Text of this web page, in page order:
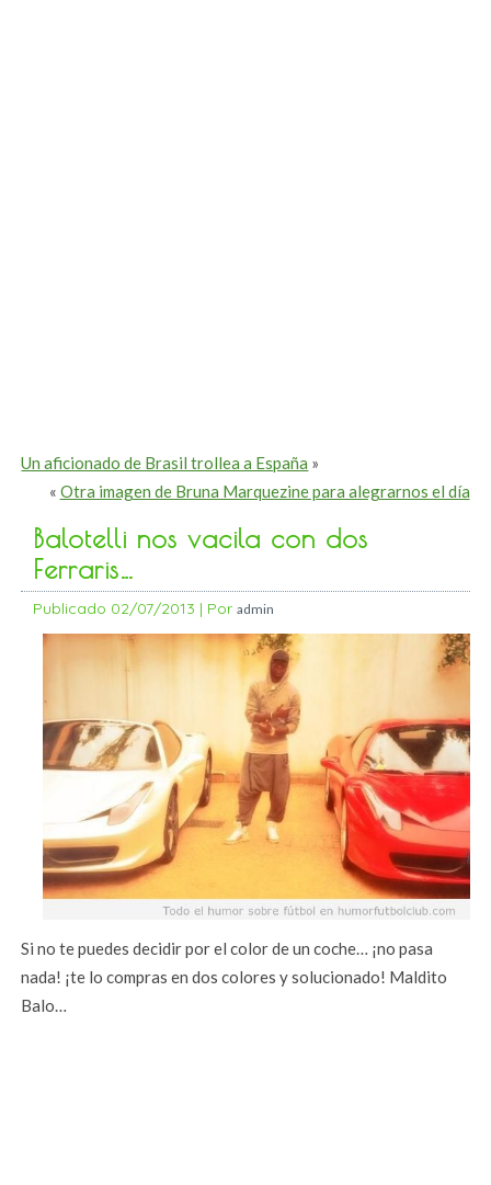
Un aficionado de Brasil trollea a España »
« Otra imagen de Bruna Marquezine para alegrarnos el día
Balotelli nos vacila con dos
Ferraris…
Publicado 02/07/2013 | Por admin
Si no te puedes decidir por el color de un coche… ¡no pasa
nada! ¡te lo compras en dos colores y solucionado! Maldito
Balo…